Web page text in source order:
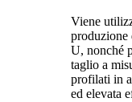
Viene
produzione
U, nonché
taglio a
profilati in
ed elevata